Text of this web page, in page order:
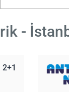
-
2+1